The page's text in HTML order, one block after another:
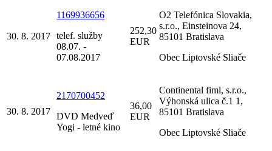
30. 8. 2017
1169936656
telef. služby
08.07. -
07.08.2017
252,30
EUR
O2 Telefónica Slovakia,
s.r.o., Einsteinova 24,
85101 Bratislava
Obec Liptovské Sliače
30. 8. 2017
2170700452
DVD Medveď
Yogi - letné kino
36,00
EUR
Continental fiml, s.r.o.,
Výhonská ulica č.1 1,
85101 Bratislava
Obec Liptovské Sliače